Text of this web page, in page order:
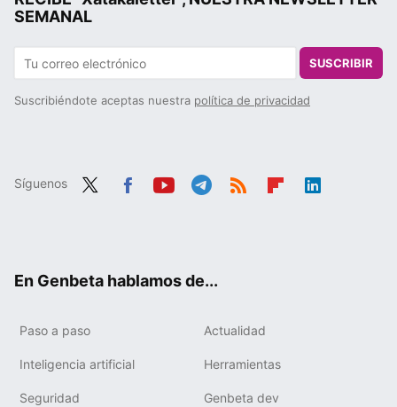
SEMANAL
SUSCRIBIR
Suscribiéndote aceptas nuestra política de privacidad
Síguenos
En Genbeta hablamos de...
Paso a paso Actualidad
Inteligencia artificial Herramientas
Seguridad Genbeta dev